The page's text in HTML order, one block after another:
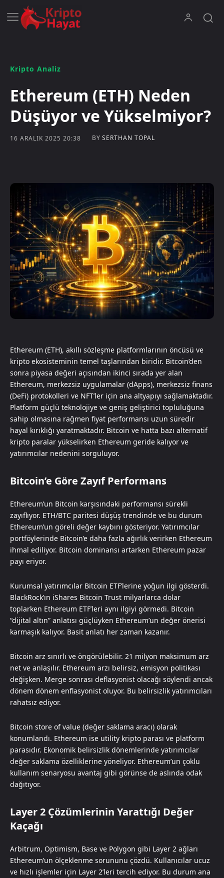
Kripto Analiz
Ethereum (ETH) Neden
Düşüyor ve Yükselmiyor?
16 ARALIK 2025 20:38 BY SERTHAN TOPAL
Ethereum (ETH), akıllı sözleşme platformlarının öncüsü ve
kripto ekosisteminin temel taşlarından biridir. Bitcoin’den
sonra piyasa değeri açısından ikinci sırada yer alan
Ethereum, merkezsiz uygulamalar (dApps), merkezsiz finans
(DeFi) protokolleri ve NFT’ler için ana altyapıyı sağlamaktadır.
Platform güçlü teknolojiye ve geniş geliştirici topluluğuna
sahip olmasına rağmen fiyat performansı uzun süredir
hayal kırıklığı yaratmaktadır. Bitcoin ve hatta bazı alternatif
kripto paralar yükselirken Ethereum geride kalıyor ve
yatırımcılar nedenini sorguluyor.
Bitcoin’e Göre Zayıf Performans
Ethereum’un Bitcoin karşısındaki performansı sürekli
zayıflıyor. ETH/BTC paritesi düşüş trendinde ve bu durum
Ethereum’un göreli değer kaybını gösteriyor. Yatırımcılar
portföylerinde Bitcoin’e daha fazla ağırlık verirken Ethereum
ihmal ediliyor. Bitcoin dominansı artarken Ethereum pazar
payı eriyor.
Kurumsal yatırımcılar Bitcoin ETF’lerine yoğun ilgi gösterdi.
BlackRock’ın iShares Bitcoin Trust milyarlarca dolar
toplarken Ethereum ETF’leri aynı ilgiyi görmedi. Bitcoin
“dijital altın” anlatısı güçlüyken Ethereum’un değer önerisi
karmaşık kalıyor. Basit anlatı her zaman kazanır.
Bitcoin arz sınırlı ve öngörülebilir. 21 milyon maksimum arz
net ve anlaşılır. Ethereum arzı belirsiz, emisyon politikası
değişken. Merge sonrası deflasyonist olacağı söylendi ancak
dönem dönem enflasyonist oluyor. Bu belirsizlik yatırımcıları
rahatsız ediyor.
Bitcoin store of value (değer saklama aracı) olarak
konumlandı. Ethereum ise utility kripto parası ve platform
parasıdır. Ekonomik belirsizlik dönemlerinde yatırımcılar
değer saklama özelliklerine yöneliyor. Ethereum’un çoklu
kullanım senaryosu avantaj gibi görünse de aslında odak
dağıtıyor.
Layer 2 Çözümlerinin Yarattığı Değer
Kaçağı
Arbitrum, Optimism, Base ve Polygon gibi Layer 2 ağları
Ethereum’un ölçeklenme sorununu çözdü. Kullanıcılar ucuz
ve hızlı işlemler için Layer 2’leri tercih ediyor. Bu durum ana